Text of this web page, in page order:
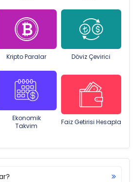
Kripto Paralar Döviz Çevirici
Ekonomik
Takvim
Faiz Getirisi Hesapla